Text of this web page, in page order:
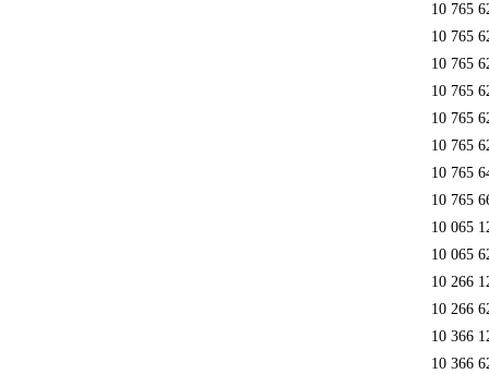
10 765
10 765
10 765
10 765
10 765
10 765
10 765
10 765
10 065
10 065
10 266
10 266
10 366
10 366